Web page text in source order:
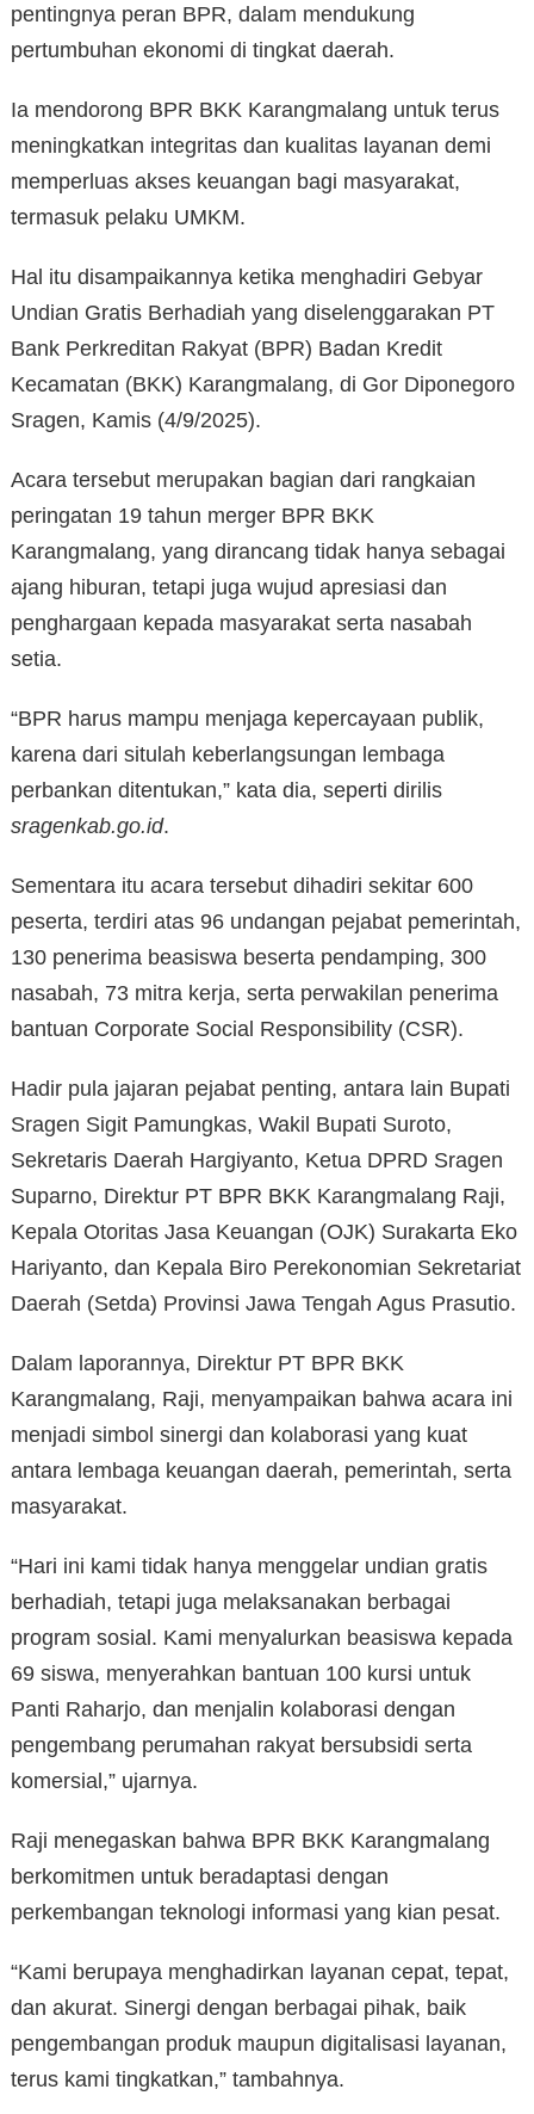
pentingnya peran BPR, dalam mendukung
pertumbuhan ekonomi di tingkat daerah.
Ia mendorong BPR BKK Karangmalang untuk terus
meningkatkan integritas dan kualitas layanan demi
memperluas akses keuangan bagi masyarakat,
termasuk pelaku UMKM.
Hal itu disampaikannya ketika menghadiri Gebyar
Undian Gratis Berhadiah yang diselenggarakan PT
Bank Perkreditan Rakyat (BPR) Badan Kredit
Kecamatan (BKK) Karangmalang, di Gor Diponegoro
Sragen, Kamis (4/9/2025).
Acara tersebut merupakan bagian dari rangkaian
peringatan 19 tahun merger BPR BKK
Karangmalang, yang dirancang tidak hanya sebagai
ajang hiburan, tetapi juga wujud apresiasi dan
penghargaan kepada masyarakat serta nasabah
setia.
“BPR harus mampu menjaga kepercayaan publik,
karena dari situlah keberlangsungan lembaga
perbankan ditentukan,” kata dia, seperti dirilis
sragenkab.go.id.
Sementara itu acara tersebut dihadiri sekitar 600
peserta, terdiri atas 96 undangan pejabat pemerintah,
130 penerima beasiswa beserta pendamping, 300
nasabah, 73 mitra kerja, serta perwakilan penerima
bantuan Corporate Social Responsibility (CSR).
Hadir pula jajaran pejabat penting, antara lain Bupati
Sragen Sigit Pamungkas, Wakil Bupati Suroto,
Sekretaris Daerah Hargiyanto, Ketua DPRD Sragen
Suparno, Direktur PT BPR BKK Karangmalang Raji,
Kepala Otoritas Jasa Keuangan (OJK) Surakarta Eko
Hariyanto, dan Kepala Biro Perekonomian Sekretariat
Daerah (Setda) Provinsi Jawa Tengah Agus Prasutio.
Dalam laporannya, Direktur PT BPR BKK
Karangmalang, Raji, menyampaikan bahwa acara ini
menjadi simbol sinergi dan kolaborasi yang kuat
antara lembaga keuangan daerah, pemerintah, serta
masyarakat.
“Hari ini kami tidak hanya menggelar undian gratis
berhadiah, tetapi juga melaksanakan berbagai
program sosial. Kami menyalurkan beasiswa kepada
69 siswa, menyerahkan bantuan 100 kursi untuk
Panti Raharjo, dan menjalin kolaborasi dengan
pengembang perumahan rakyat bersubsidi serta
komersial,” ujarnya.
Raji menegaskan bahwa BPR BKK Karangmalang
berkomitmen untuk beradaptasi dengan
perkembangan teknologi informasi yang kian pesat.
“Kami berupaya menghadirkan layanan cepat, tepat,
dan akurat. Sinergi dengan berbagai pihak, baik
pengembangan produk maupun digitalisasi layanan,
terus kami tingkatkan,” tambahnya.